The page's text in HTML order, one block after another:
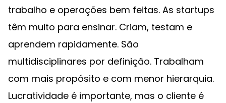
trabalho e operações bem feitas. As startups
têm muito para ensinar. Criam, testam e
aprendem rapidamente. São
multidisciplinares por definição. Trabalham
com mais propósito e com menor hierarquia.
Lucratividade é importante, mas o cliente é